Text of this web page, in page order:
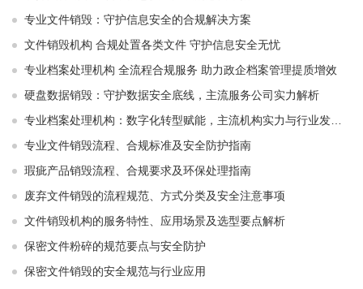
专业文件销毁：守护信息安全的合规解决方案
文件销毁机构 合规处置各类文件 守护信息安全无忧
专业档案处理机构 全流程合规服务 助力政企档案管理提质增效
硬盘数据销毁：守护数据安全底线，主流服务公司实力解析
专业档案处理机构：数字化转型赋能，主流机构实力与行业发展解析
专业文件销毁流程、合规标准及安全防护指南
瑕疵产品销毁流程、合规要求及环保处理指南
废弃文件销毁的流程规范、方式分类及安全注意事项
文件销毁机构的服务特性、应用场景及选型要点解析
保密文件粉碎的规范要点与安全防护
保密文件销毁的安全规范与行业应用